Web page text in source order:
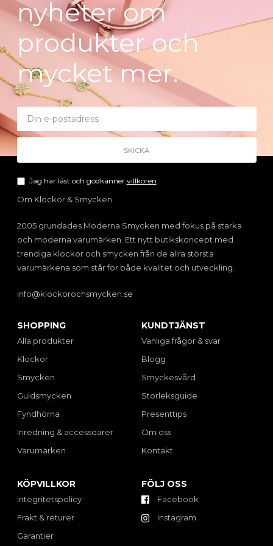
nyheter om
produkter och
mycket mer.
Jag har läst och godkänner villkoren
Om Klockor & Smycken
2005 grundades Moderna Smycken med fokus på starka
och moderna varumärken. Ett nytt butikskoncept med
trendiga klockor och smycken från de allra största
varumärkena som står för både kvalitet och utveckling.
info@klockorochsmycken.se
SHOPPING
Alla produkter
Klockor
Smycken
Guldsmycken
Fyndhörna
Inredning & accessoarer
Varumärken
KUNDTJÄNST
Vanliga frågor & svar
Blogg
Smyckesvård
Storleksguide
Presenttips
Om oss
Kontakt
KÖPVILLKOR
Integritetspolicy
Frakt & returer
Garantier
FÖLJ OSS
Facebook
Instagram